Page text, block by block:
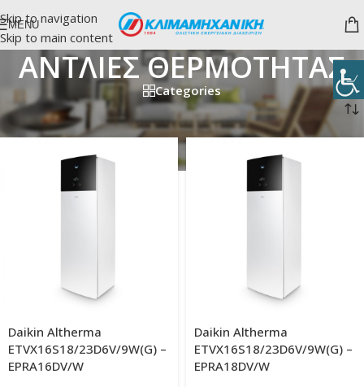
Skip to navigation
Skip to main content
MENU
ΑΝΤΛΙΕΣ ΘΕΡΜΟΤΗΤΑΣ
Categories
Αρχική σελίδα ΑΝΤΛΙΕΣ ΘΕΡΜΟΤΗΤΑΣ/Σελίδα 4
Daikin Altherma
ETVX16S18/23D6V/9W(G) –
EPRA16DV/W
Daikin Altherma
ETVX16S18/23D6V/9W(G) –
EPRA18DV/W